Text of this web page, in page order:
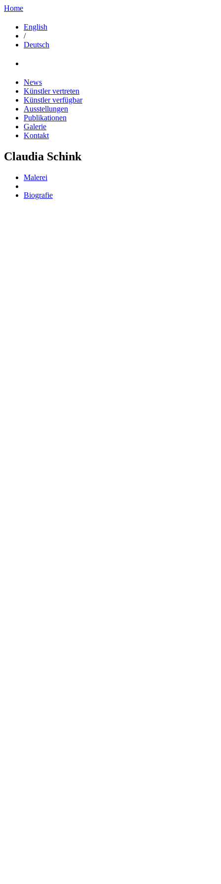
Home
English
/
Deutsch
News
Künstler vertreten
Künstler verfügbar
Ausstellungen
Publikationen
Galerie
Kontakt
Claudia Schink
Malerei
Biografie